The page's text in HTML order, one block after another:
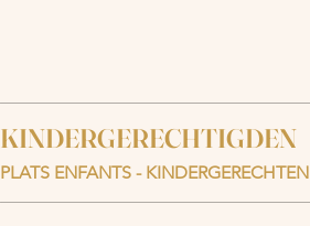
KINDERGERECHTIGDEN
PLATS ENFANTS - KINDERGERECHTEN